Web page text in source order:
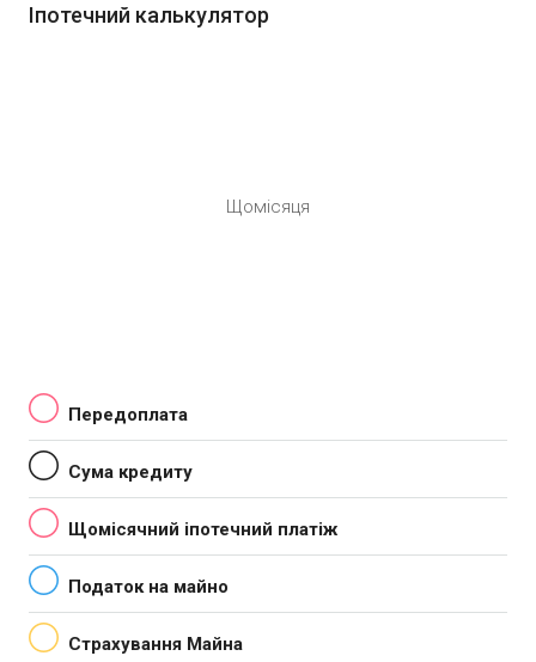
Іпотечний калькулятор
Щомісяця
Передоплата
Сума кредиту
Щомісячний іпотечний платіж
Податок на майно
Страхування Майна